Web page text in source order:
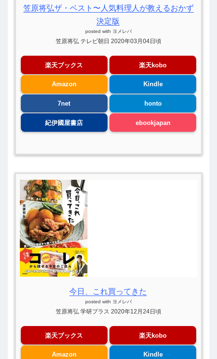
笠原将弘ザ・ベスト〜人気料理人が教えるおかず
決定版
posted with ヨメレバ
笠原将弘 テレビ朝日 2020年03月04日頃
楽天ブックス 楽天kobo
Amazon Kindle
7net honto
紀伊國屋書店 ebookjapan
今日、これ買ってきた
posted with ヨメレバ
笠原将弘 学研プラス 2020年12月24日頃
楽天ブックス 楽天kobo
Amazon Kindle